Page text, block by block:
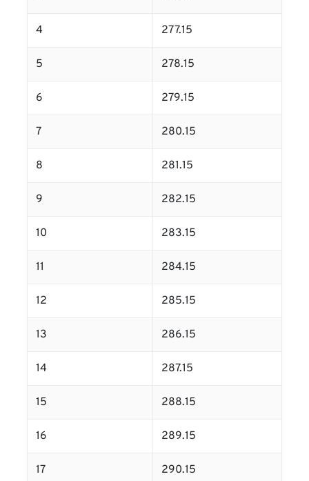
4 277.15
5 278.15
6 279.15
7 280.15
8 281.15
9 282.15
10 283.15
11 284.15
12 285.15
13 286.15
14 287.15
15 288.15
16 289.15
17 290.15